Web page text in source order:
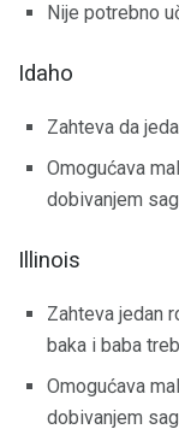
Nije potrebno
Idaho
Zahteva da
Omogućava
dobivanjem
Illinois
Zahteva jedan
baka i baba
Omogućava
dobivanjem